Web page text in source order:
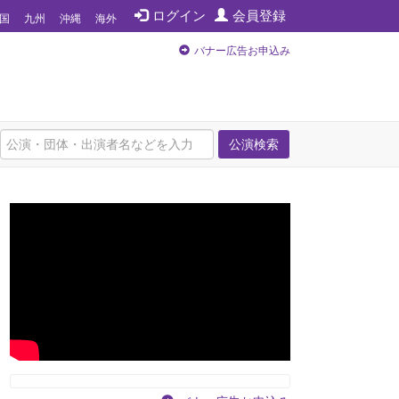
ログイン 会員登録
九州 沖縄 海外
バナー広告お申込み
公演検索